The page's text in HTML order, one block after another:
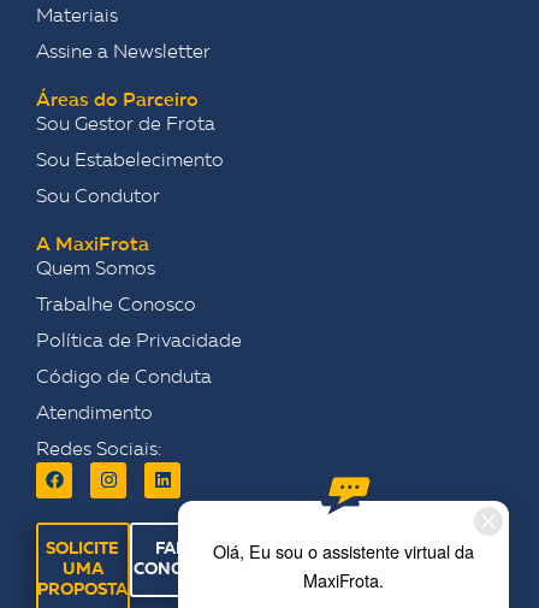
Materiais
Assine a Newsletter
Áreas do Parceiro
Sou Gestor de Frota
Sou Estabelecimento
Sou Condutor
A MaxiFrota
Quem Somos
Trabalhe Conosco
Política de Privacidade
Código de Conduta
Atendimento
Redes Sociais:
SOLICITE
UMA
PROPOSTA
FALE
CONOSCO